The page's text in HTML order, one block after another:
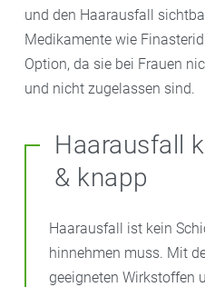
und den Haarausfall
Medikamente wie
Option, da sie bei Frauen
und nicht zugelassen sind.
Haarausfall
& knapp
Haarausfall ist kein
hinnehmen muss. Mit
geeigneten Wirkstoffen